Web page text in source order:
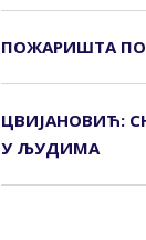
ПОЖАРИШТА
ЦВИЈАНОВИЋ:
У ЉУДИМА